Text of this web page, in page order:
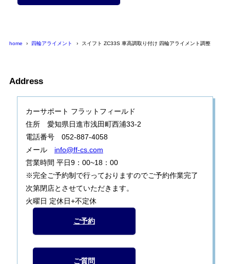
home 四輪アライメント スイフト ZC33S 車高調取り付け 四輪アライメント調整
Address
カーサポート フラットフィールド
住所 愛知県日進市浅田町西浦33-2
電話番号 052-887-4058
メール info@ff-cs.com
営業時間 平日9：00~18：00
※完全ご予約制で行っておりますのでご予約作業完了
次第閉店とさせていただきます。
火曜日 定休日+不定休
ご予約
ご質問